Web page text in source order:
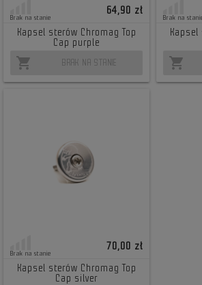
Brak na stanie
64,90 zł
Kapsel sterów Chromag Top
Cap purple
shopping_cart BRAK NA STANIE
Brak na
Kapsel
shopping_cart
Brak na stanie
70,00 zł
Kapsel sterów Chromag Top
Cap silver